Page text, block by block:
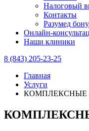
Налоговый
Контакты
Разумед
Онлайн-
Наши клиники
8 (843) 205-23-25
Главная
Услуги
КОМПЛЕКСНЫЕ